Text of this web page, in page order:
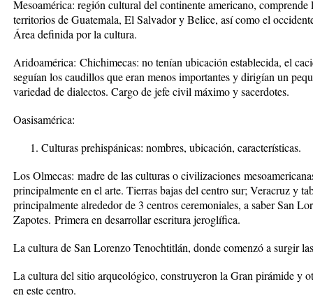
Mesoamérica: región cultural del continente americano,
territorios de Guatemala, El Salvador y Belice, asícomo el
Área definida por la cultura.
Aridoamérica: Chichimecas: no tenían ubicación establecida, el
seguían los caudillos que eran menos importantes y dirigían un
variedad de dialectos. Cargo de jefe civil máximo y sacerdotes.
Oasisamérica:
Culturas prehispánicas: nombres, ubicación, características.
Los Olmecas: madre de las culturas o civilizaciones
principalmente en el arte. Tierras bajas del centro sur; Veracruz y
principalmente alrededor de 3 centros ceremoniales, a saberSan
Zapotes. Primera en desarrollar escritura jeroglífica.
La cultura de San Lorenzo Tenochtitlán, donde comenzóa surgir
La cultura del sitio arqueológico, construyeron la Gran pirámide y
en este centro.